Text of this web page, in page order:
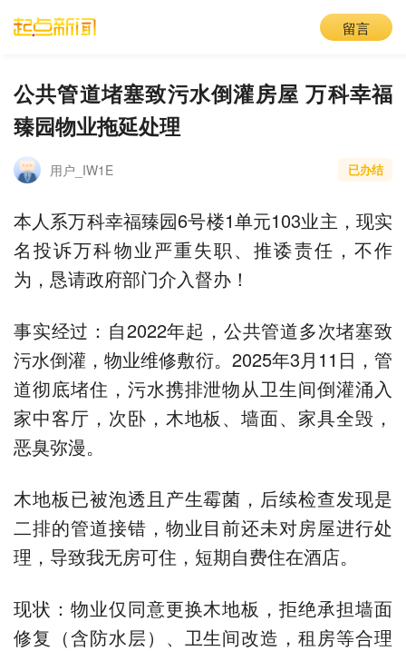
留言
公共管道堵塞致污水倒灌房屋 万科幸福
臻园物业拖延处理
用户_IW1E 已办结
本人系万科幸福臻园6号楼1单元103业主，现实
名投诉万科物业严重失职、推诿责任，不作
为，恳请政府部门介入督办！
事实经过：自2022年起，公共管道多次堵塞致
污水倒灌，物业维修敷衍。2025年3月11日，管
道彻底堵住，污水携排泄物从卫生间倒灌涌入
家中客厅，次卧，木地板、墙面、家具全毁，
恶臭弥漫。
木地板已被泡透且产生霉菌，后续检查发现是
二排的管道接错，物业目前还未对房屋进行处
理，导致我无房可住，短期自费住在酒店。
现状：物业仅同意更换木地板，拒绝承担墙面
修复（含防水层）、卫生间改造，租房等合理